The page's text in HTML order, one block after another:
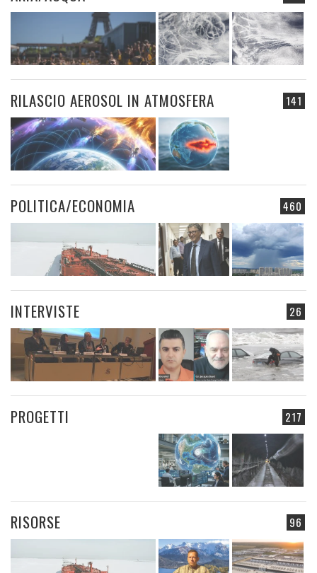
141
RILASCIO AEROSOL IN ATMOSFERA
460
POLITICA/ECONOMIA
26
INTERVISTE
217
PROGETTI
96
RISORSE